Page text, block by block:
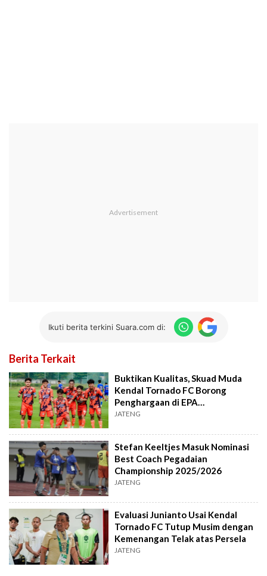
Ikuti berita terkini Suara.com di:
Berita Terkait
Buktikan Kualitas, Skuad Muda
Kendal Tornado FC Borong
Penghargaan di EPA
Championship
JATENG
Stefan Keeltjes Masuk Nominasi
Best Coach Pegadaian
Championship 2025/2026
JATENG
Evaluasi Junianto Usai Kendal
Tornado FC Tutup Musim dengan
Kemenangan Telak atas Persela
JATENG